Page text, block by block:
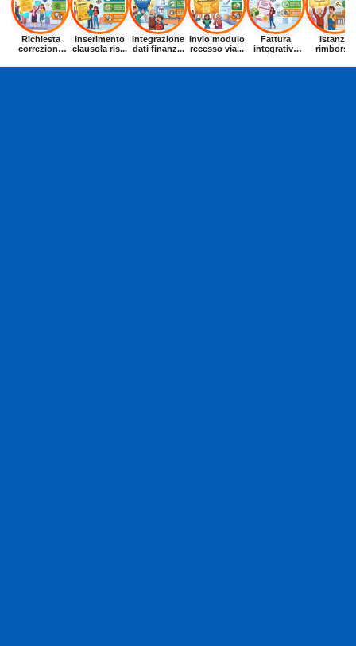
Richiesta
correzione
Inserimento
clausola ris...
Integrazione
dati finanz...
Invio modulo
recesso via...
Fattura
integrativa
Istanza
rimborso